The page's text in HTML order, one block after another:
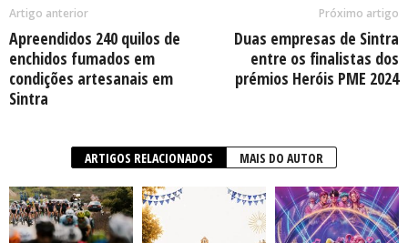
Artigo anterior
Apreendidos 240 quilos de
enchidos fumados em
condições artesanais em
Sintra
Próximo artigo
Duas empresas de Sintra
entre os finalistas dos
prémios Heróis PME 2024
ARTIGOS RELACIONADOS MAIS DO AUTOR